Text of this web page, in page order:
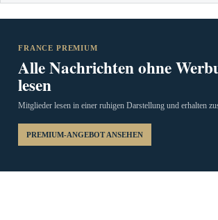
FRANCE PREMIUM
Alle Nachrichten ohne
lesen
Mitglieder lesen in einer ruhigen Darstellung und erhalten
PREMIUM-ANGEBOT ANSEHEN